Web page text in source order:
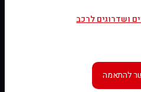
ושדרוגים לרכב